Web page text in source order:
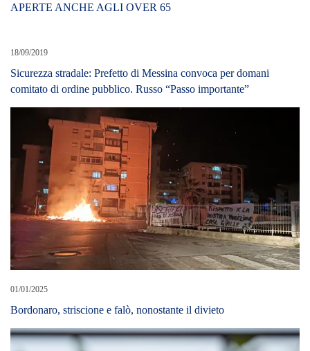
APERTE ANCHE AGLI OVER 65
18/09/2019
Sicurezza stradale: Prefetto di Messina convoca per domani
comitato di ordine pubblico. Russo “Passo importante”
01/01/2025
Bordonaro, striscione e falò, nonostante il divieto